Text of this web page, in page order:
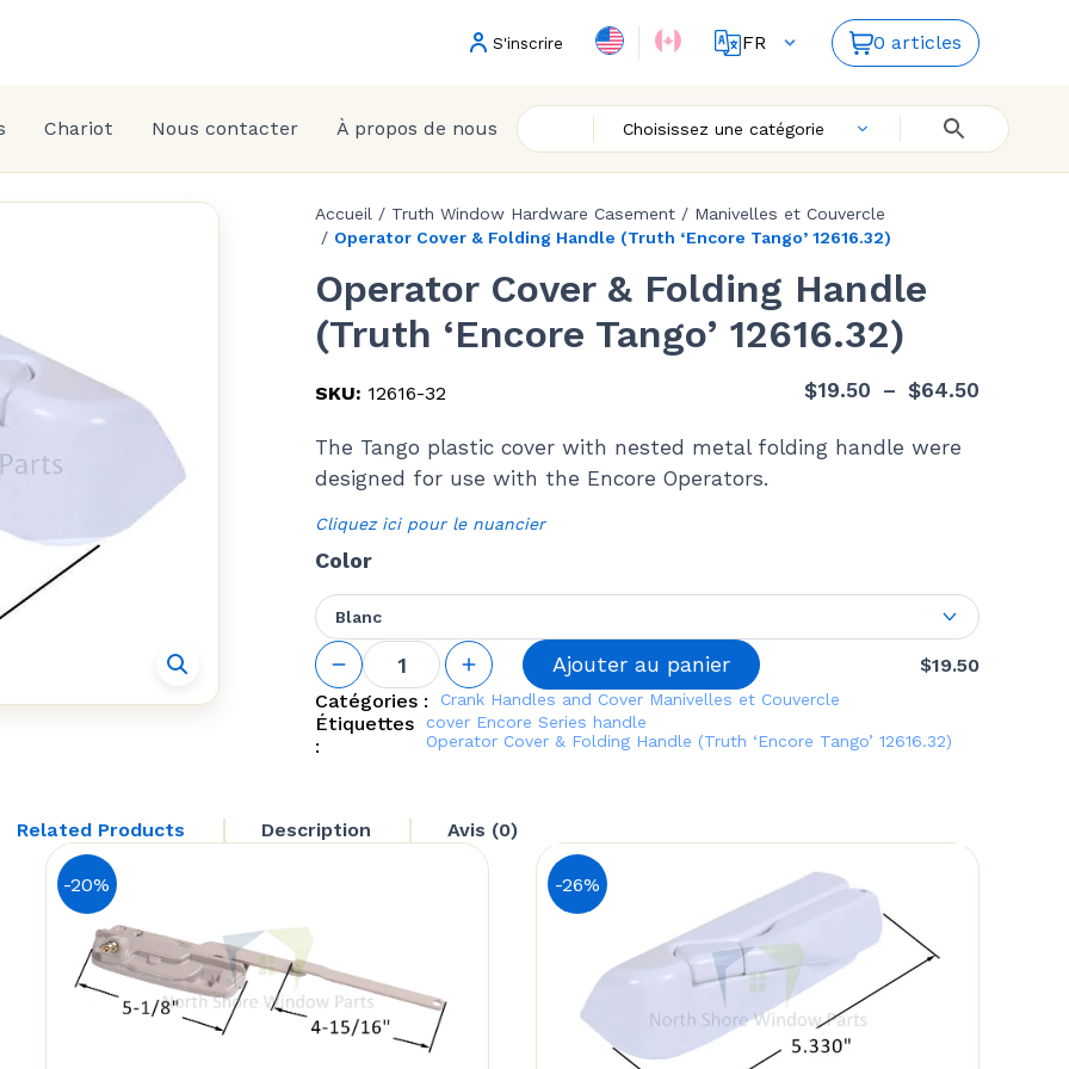
S'inscrire
FR
0 articles
Chariot Nous contacter À propos de nous Choisissez une catégorie
Accueil / Truth Window Hardware Casement / Manivelles et Couvercle
/ Operator Cover & Folding Handle (Truth ‘Encore Tango’ 12616.32)
Operator Cover & Folding Handle
(Truth ‘Encore Tango’ 12616.32)
SKU: 12616-32 $19.50 – $64.50
The Tango plastic cover with nested metal folding handle were
designed for use with the Encore Operators.
Cliquez ici pour le nuancier
Color
Blanc
$19.50
quantité
de
Operator
Cover &
Folding
Tango'
Ajouter au panier
Catégories : Crank Handles and Cover Manivelles et Couvercle
Étiquettes
:
cover Encore Series handle
Operator Cover & Folding Handle (Truth ‘Encore Tango’ 12616.32)
Related Products Description Avis (0)
-20% -26%